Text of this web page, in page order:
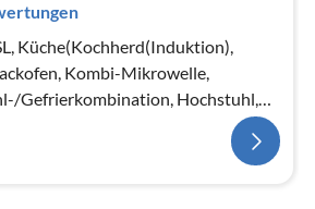
Küche(Kochherd(Induktion),
Kombi-Mikrowelle,
Gefrierkombination, Hochstuhl,